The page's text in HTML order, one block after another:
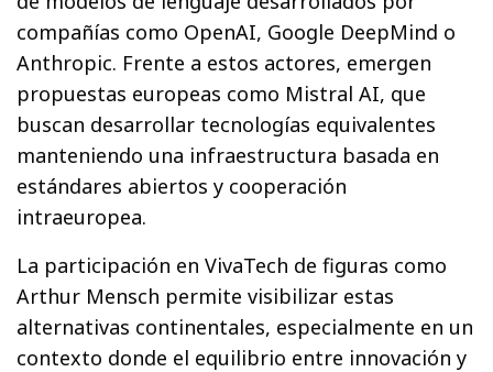
compañías como OpenAI, Google DeepMind o
Anthropic. Frente a estos actores, emergen
propuestas europeas como Mistral AI, que
buscan desarrollar tecnologías equivalentes
manteniendo una infraestructura basada en
estándares abiertos y cooperación
intraeuropea.
La participación en VivaTech de figuras como
Arthur Mensch permite visibilizar estas
alternativas continentales, especialmente en un
contexto donde el equilibrio entre innovación y